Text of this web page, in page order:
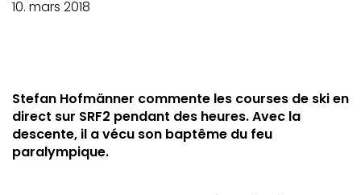
10. mars 2018
Stefan Hofmänner commente les courses de ski en
direct sur SRF2 pendant des heures. Avec la
descente, il a vécu son baptême du feu
paralympique.